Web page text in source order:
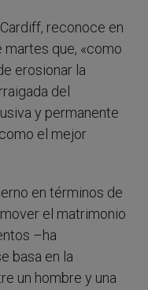
reconoce en
que, «como
erosionar la
del
y permanente
el mejor
en términos de
el matrimonio
–ha
basa en la
un hombre y una